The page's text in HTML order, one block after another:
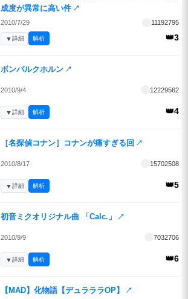
成度が異常に高い件 ↗
2010/7/29 11192795
👑3
▼詳細 解析
ボンバルクホルン ↗
2010/9/4 12229562
👑4
▼詳細 解析
［名探偵コナン］コナンが痛すぎる回 ↗
2010/8/17 15702508
👑5
▼詳細 解析
初音ミクオリジナル曲 「Calc.」 ↗
2010/9/9 7032706
👑6
▼詳細 解析
【MAD】化物語【デュラララOP】 ↗